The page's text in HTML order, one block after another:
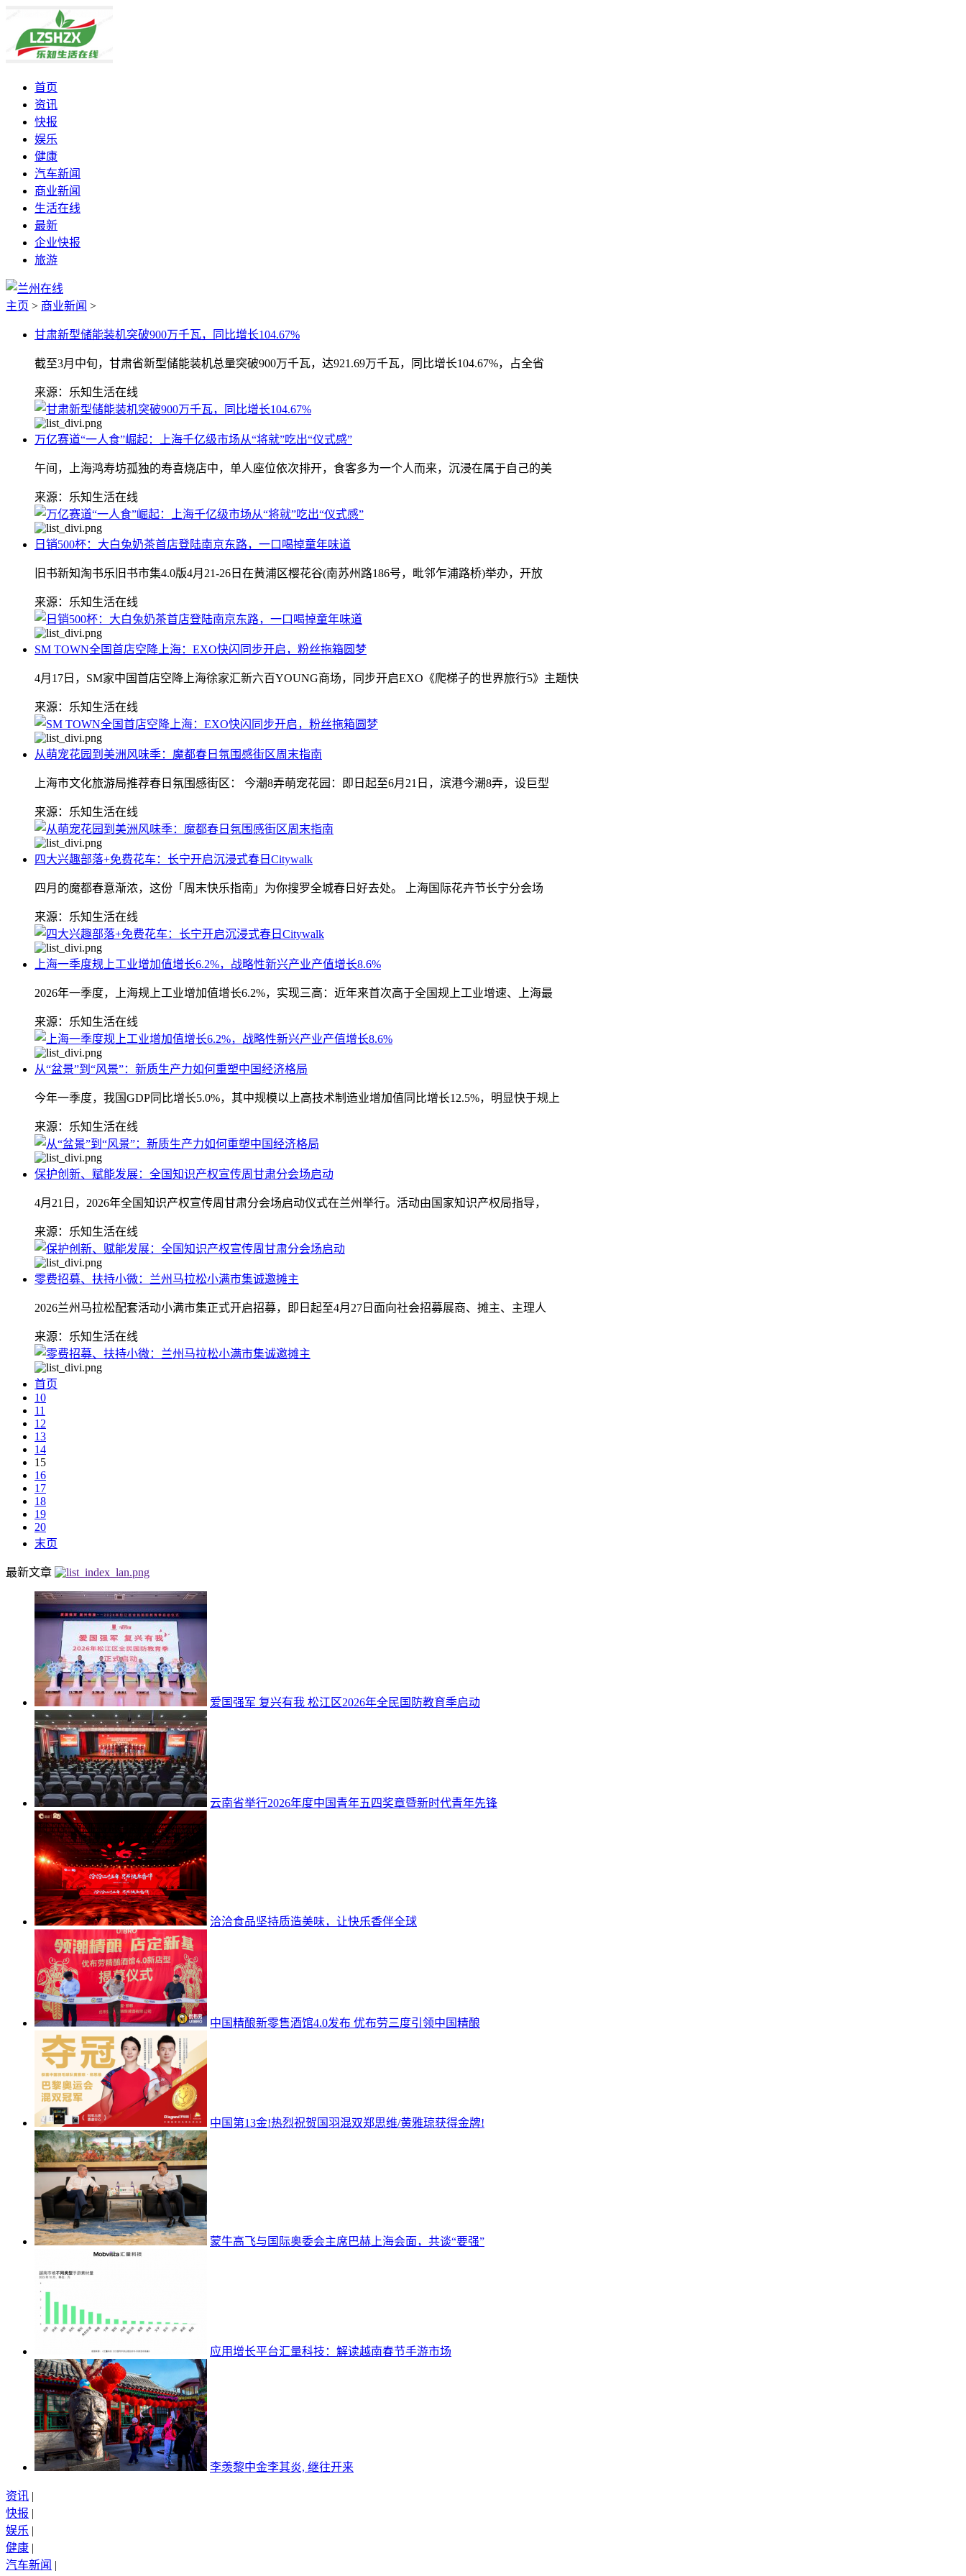
首页
资讯
快报
娱乐
健康
汽车新闻
商业新闻
生活在线
最新
企业快报
旅游
主页 > 商业新闻 >
甘肃新型储能装机突破900万千瓦，同比增长104.67%
截至3月中旬，甘肃省新型储能装机总量突破900万千瓦，达921.69万千瓦，同比增长104.67%，占全省
来源：乐知生活在线
万亿赛道“一人食”崛起：上海千亿级市场从“将就”吃出“仪式感”
午间，上海鸿寿坊孤独的寿喜烧店中，单人座位依次排开，食客多为一个人而来，沉浸在属于自己的美
来源：乐知生活在线
日销500杯：大白兔奶茶首店登陆南京东路，一口喝掉童年味道
旧书新知淘书乐旧书市集4.0版4月21-26日在黄浦区樱花谷(南苏州路186号，毗邻乍浦路桥)举办，开放
来源：乐知生活在线
SM TOWN全国首店空降上海：EXO快闪同步开启，粉丝拖箱圆梦
4月17日，SM家中国首店空降上海徐家汇新六百YOUNG商场，同步开启EXO《爬梯子的世界旅行5》主题快
来源：乐知生活在线
从萌宠花园到美洲风味季：魔都春日氛围感街区周末指南
上海市文化旅游局推荐春日氛围感街区： 今潮8弄萌宠花园：即日起至6月21日，滨港今潮8弄，设巨型
来源：乐知生活在线
四大兴趣部落+免费花车：长宁开启沉浸式春日Citywalk
四月的魔都春意渐浓，这份「周末快乐指南」为你搜罗全城春日好去处。 上海国际花卉节长宁分会场
来源：乐知生活在线
上海一季度规上工业增加值增长6.2%，战略性新兴产业产值增长8.6%
2026年一季度，上海规上工业增加值增长6.2%，实现三高：近年来首次高于全国规上工业增速、上海最
来源：乐知生活在线
从“盆景”到“风景”：新质生产力如何重塑中国经济格局
今年一季度，我国GDP同比增长5.0%，其中规模以上高技术制造业增加值同比增长12.5%，明显快于规上
来源：乐知生活在线
保护创新、赋能发展：全国知识产权宣传周甘肃分会场启动
4月21日，2026年全国知识产权宣传周甘肃分会场启动仪式在兰州举行。活动由国家知识产权局指导，
来源：乐知生活在线
零费招募、扶持小微：兰州马拉松小满市集诚邀摊主
2026兰州马拉松配套活动小满市集正式开启招募，即日起至4月27日面向社会招募展商、摊主、主理人
来源：乐知生活在线
首页
10
11
12
13
14
15
16
17
18
19
20
末页
最新文章
爱国强军 复兴有我 松江区2026年全民国防教育季启动
云南省举行2026年度中国青年五四奖章暨新时代青年先锋
洽洽食品坚持质造美味，让快乐香伴全球
中国精酿新零售酒馆4.0发布 优布劳三度引领中国精酿
中国第13金!热烈祝贺国羽混双郑思维/黄雅琼获得金牌!
蒙牛高飞与国际奥委会主席巴赫上海会面，共谈“要强”
应用增长平台汇量科技：解读越南春节手游市场
李羡黎中金李其炎, 继往开来
资讯 |
快报 |
娱乐 |
健康 |
汽车新闻 |